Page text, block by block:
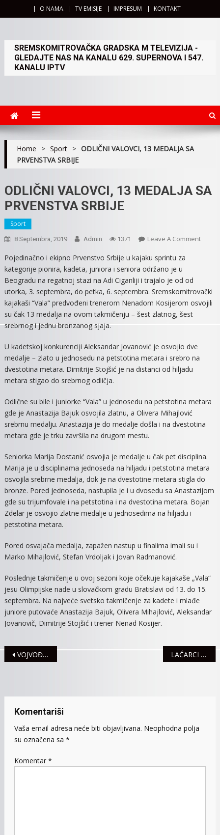
O NAMA TV EMISIJE IMPRESUM KONTAKT
SREMSKOMITROVAČKA GRADSKA M TELEVIZIJA -
GLEDAJTE NAS NA KANALU 629. SUPERNOVA I 547.
KANALU IPTV
Home > Sport > ODLIČNI VALOVCI, 13 MEDALJA SA
PRVENSTVA SRBIJE
ODLIČNI VALOVCI, 13 MEDALJA SA
PRVENSTVA SRBIJE
Sport
8 Septembra, 2019 Admin 1371 Leave A CommentOn
SA
Pojedinačno i ekipno Prvenstvo Srbije u kajaku sprintu za
kategorije pionira, kadeta, juniora i seniora održano je u
Beogradu na regatnoj stazi na Adi Ciganliji i trajalo je od od
utorka, 3. septembra, do petka, 6. septembra. Sremskomitrovački
kajakaši “Vala” predvođeni trenerom Nenadom Kosijerom osvojili
su čak 13 medalja na ovom takmičenju – šest zlatnog, šest
srebrnog i jednu bronzanog sjaja.
U kadetskoj konkurenciji Aleksandar Jovanović je osvojio dve
medalje – zlato u jednosedu na petstotina metara i srebro na
dvestotina metara. Dimitrije Stojšić je na distanci od hiljadu
metara stigao do srebrnog odličja.
Odlične su bile i juniorke “Vala” u jednosedu na petstotina metara
gde je Anastazija Bajuk osvojila zlatnu, a Olivera Mihajlović
srebrnu medalju. Anastazija je do medalje došla i na dvestotina
metara gde je trku završila na drugom mestu.
Seniorka Marija Dostanić osvojia je medalje u čak pet disciplina.
Marija je u disciplinama jednoseda na hiljadu i petstotina metara
osvojila srebrne medalja, dok je na dvestotine metara stigla do
bronze. Pored jednoseda, nastupila je i u dvosedu sa Anastazijom
gde su trijumfovale i na petstotina i na dvestotina metara. Bojan
Zdelar je osvojio zlatne medalje u jednosedima na hiljadu i
petstotina metara.
Pored osvajača medalja, zapažen nastup u finalima imali su i
Marko Mihajlović, Stefan Vrdoljak i Jovan Radmanović.
Poslednje takmičenje u ovoj sezoni koje očekuje kajakaše „Vala“
jesu Olimpijske nade u slovačkom gradu Bratislavi od 13. do 15.
septembra. Na najveće svetsko takmičenje za kadete i mlađe
juniore putovaće Anastazija Bajuk, Olivera Mihajlović, Aleksandar
Jovanovič, Dimitrije Stojšić i trener Nenad Kosijer.
Navigacija
VOJVOĐANSKI JAVNI SERVIS OD NOVEMBRA U NOVOJ ZGRADI LAĆARCI POMAŽU SVOJ RUKOMETNI KLUB
Komentariši
Vaša email adresa neće biti objavljivana. Neophodna polja
su označena sa *
Komentar *